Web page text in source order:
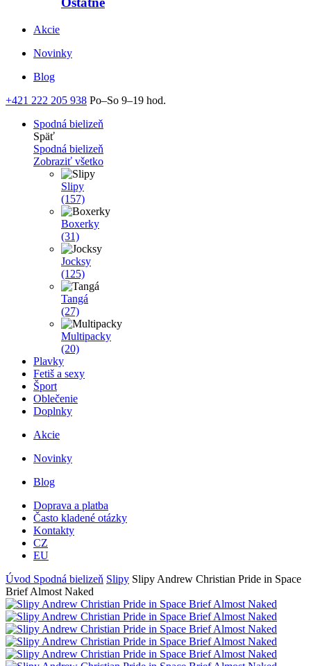
Akcie
Novinky
Blog
+421 222 205 938 Po–So 9–19 hod.
Spodná bielizeň
Späť
Spodná bielizeň
Zobraziť všetko
Slipy
(157)
Boxerky
(31)
Jocksy
(125)
Tangá
(27)
Multipacky
(20)
Plavky
Fetiš a sexy
Šport
Oblečenie
Doplnky
Akcie
Novinky
Blog
Doprava a platba
Často kladené otázky
Kontakty
CZ
EU
Úvod Spodná bielizeň Slipy Slipy Andrew Christian Pride in Space
Brief Almost Naked